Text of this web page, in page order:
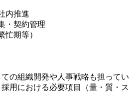
内推進
・契約管理
忙期等）
の組織開発や人事戦略も担ってい
用における必要項目（量・質・ス